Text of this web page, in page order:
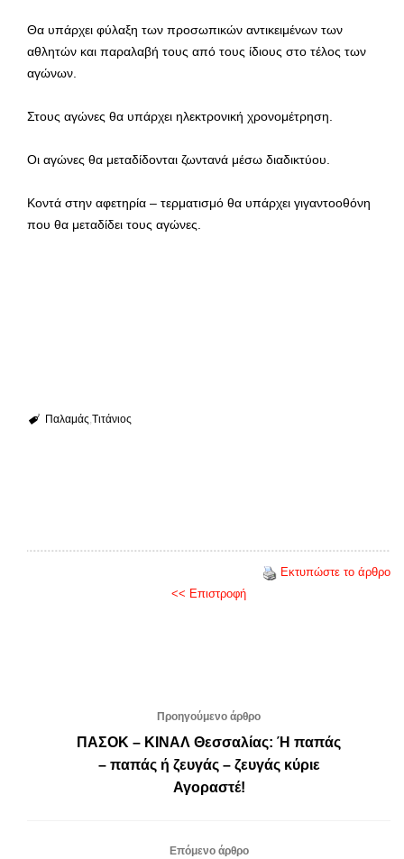
Θα υπάρχει φύλαξη των προσωπικών αντικειμένων των
αθλητών και παραλαβή τους από τους ίδιους στο τέλος των
αγώνων.
Στους αγώνες θα υπάρχει ηλεκτρονική χρονομέτρηση.
Οι αγώνες θα μεταδίδονται ζωντανά μέσω διαδικτύου.
Κοντά στην αφετηρία – τερματισμό θα υπάρχει γιγαντοοθόνη
που θα μεταδίδει τους αγώνες.
Παλαμάς Τιτάνιος
Εκτυπώστε το άρθρο
<< Επιστροφή
Προηγούμενο άρθρο
ΠΑΣΟΚ – ΚΙΝΑΛ Θεσσαλίας: Ή παπάς
– παπάς ή ζευγάς – ζευγάς κύριε
Αγοραστέ!
Επόμενο άρθρο